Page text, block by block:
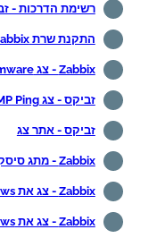
רשימת הדרכות - זביקס
התקנת שרת Zabbix
Zabbix - צג Vmware
זביקס - צג ICMP Ping
זביקס - אתר צג
Zabbix - מתג סיסקו צג
Zabbix - צג את Windows באמצעות סוכן
Zabbix - צג את Windows באמצעות SNMP